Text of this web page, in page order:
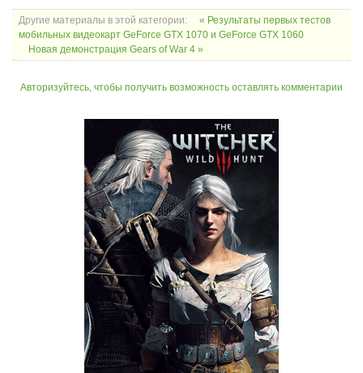
Другие материалы в этой категории:
« Результаты первых тестов
мобильных видеокарт GeForce GTX 1070 и GeForce GTX 1060
Новая демонстрация Gears of War 4 »
Авторизуйтесь, чтобы получить возможность оставлять комментарии